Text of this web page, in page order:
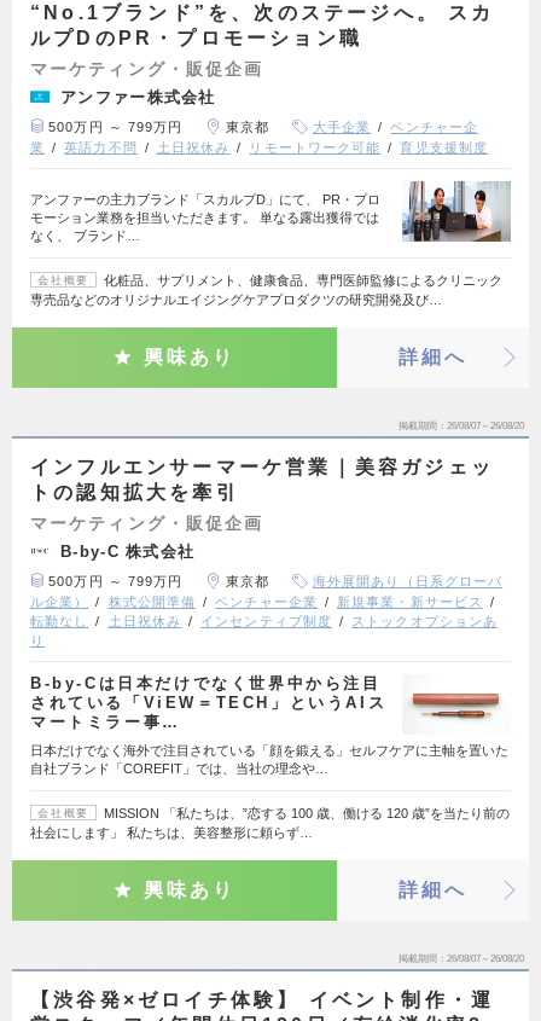
“No.1ブランド”を、次のステージへ。 スカ
ルプDのPR・プロモーション職
マーケティング・販促企画
アンファー株式会社
500万円 ～ 799万円 東京都 大手企業
ベンチャー企
業
英語力不問 土日祝休み リモートワーク可能 育児支援制度
アンファーの主力ブランド「スカルプD」にて、 PR・プロ
モーション業務を担当いただきます。 単なる露出獲得では
なく、 ブランド…
会社概要
化粧品、サプリメント、健康食品、専門医師監修によるクリニック
専売品などのオリジナルエイジングケアプロダクツの研究開発及び…
興味あり 詳細へ
掲載期間 26/08/07～26/08/20
インフルエンサーマーケ営業｜美容ガジェッ
トの認知拡大を牽引
マーケティング・販促企画
B-by-C 株式会社
500万円 ～ 799万円 東京都
海外展開あり（日系グローバ
ル企業）
株式公開準備 ベンチャー企業
新規事業・新サービス
転勤なし
土日祝休み インセンティブ制度
ストックオプションあ
り
B-by-Cは日本だけでなく世界中から注目
されている「ViEW＝TECH」というAIス
マートミラー事…
日本だけでなく海外で注目されている「顔を鍛える」セルフケアに主軸を置いた
自社ブランド「COREFIT」では、当社の理念や…
会社概要
MISSION 「私たちは、”恋する 100 歳、働ける 120 歳”を当たり前の
社会にします」 私たちは、美容整形に頼らず…
興味あり 詳細へ
掲載期間 26/08/07～26/08/20
【渋谷発×ゼロイチ体験】 イベント制作・運